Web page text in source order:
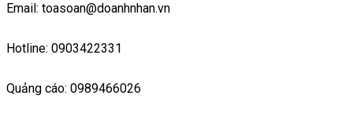
Email: toasoan@doanhnhan.vn
Hotline: 0903422331
Quảng cáo: 0989466026